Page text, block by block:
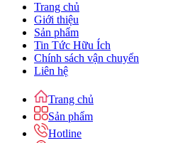
Trang chủ
Giới thiệu
Sản phẩm
Tin Tức Hữu Ích
Chính sách vận chuyển
Liên hệ
Trang chủ
Sản phẩm
Hotline